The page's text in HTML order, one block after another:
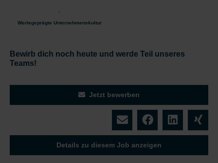
Wertegeprägte Unternehmenskultur
Bewirb dich noch heute und werde Teil unseres
Teams!
Jetzt bewerben
Details zu diesem Job anzeigen